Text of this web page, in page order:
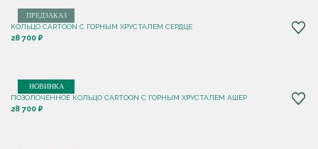
ПРЕДЗАКАЗ
КОЛЬЦО CARTOON C ГОРНЫМ ХРУСТАЛЕМ СЕРДЦЕ
28 700 ₽
НОВИНКА
ПОЗОЛОЧЕННОЕ КОЛЬЦО CARTOON C ГОРНЫМ ХРУСТАЛЕМ АШЕР
28 700 ₽